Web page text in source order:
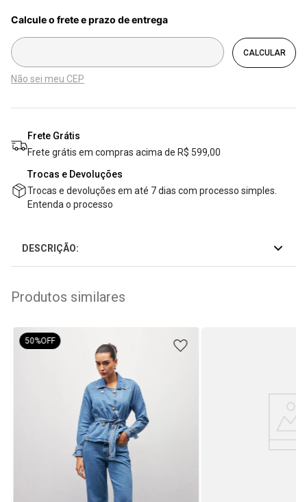
Não sei meu CEP
Frete Grátis
Frete grátis em compras acima de R$ 599,00
Trocas e Devoluções
Trocas e devoluções em até 7 dias com processo simples.
Entenda o processo
DESCRIÇÃO:
Produtos similares
50%OFF